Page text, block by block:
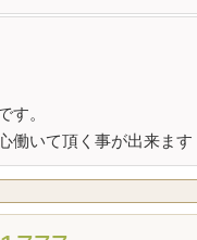
す。
働いて頂く事が出来ます